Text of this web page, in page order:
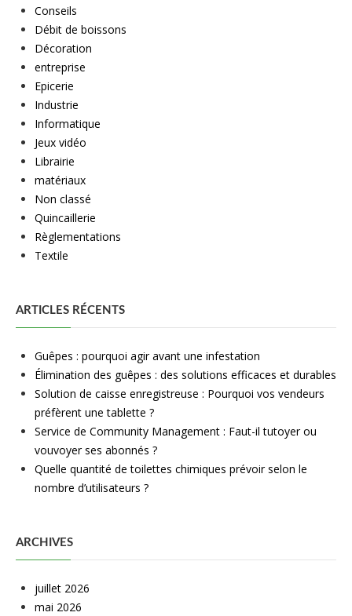
Conseils
Débit de boissons
Décoration
entreprise
Epicerie
Industrie
Informatique
Jeux vidéo
Librairie
matériaux
Non classé
Quincaillerie
Règlementations
Textile
ARTICLES RÉCENTS
Guêpes : pourquoi agir avant une infestation
Élimination des guêpes : des solutions efficaces et durables
Solution de caisse enregistreuse : Pourquoi vos vendeurs
préfèrent une tablette ?
Service de Community Management : Faut-il tutoyer ou
vouvoyer ses abonnés ?
Quelle quantité de toilettes chimiques prévoir selon le
nombre d’utilisateurs ?
ARCHIVES
juillet 2026
mai 2026